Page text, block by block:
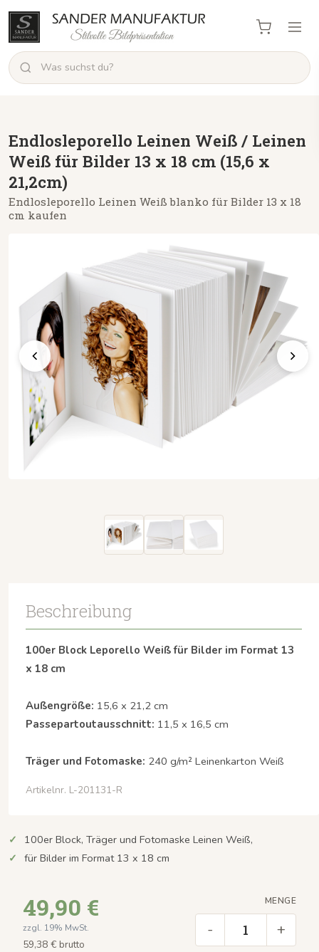
Endlosleporello Leinen Weiß / Leinen
Weiß für Bilder 13 x 18 cm (15,6 x
21,2cm)
Endlosleporello Leinen Weiß blanko für Bilder 13 x 18
cm kaufen
Beschreibung
100er Block Leporello Weiß für Bilder im Format 13
x 18 cm
Außengröße: 15,6 x 21,2 cm
Passepartoutausschnitt: 11,5 x 16,5 cm
Träger und Fotomaske: 240 g/m² Leinenkarton Weiß
Artikelnr. L-201131-R
100er Block, Träger und Fotomaske Leinen Weiß,
für Bilder im Format 13 x 18 cm
49,90 €
zzgl. 19% MwSt.
59,38 € brutto
MENGE
- +